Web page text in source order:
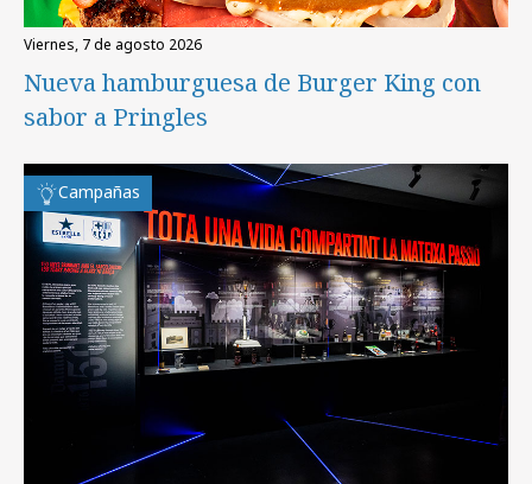
viernes, 7 de agosto 2026
Nueva hamburguesa de Burger King con
sabor a Pringles
Campañas